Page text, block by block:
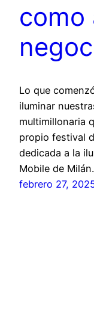
como
Lo que
iluminar
multimillonaria
propio festival
dedicada a la
Mobile de Milán.
febrero 27,